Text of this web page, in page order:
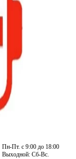
Пн-Пт. с 9:00 до 18:00
Выходной: Сб-Вс.